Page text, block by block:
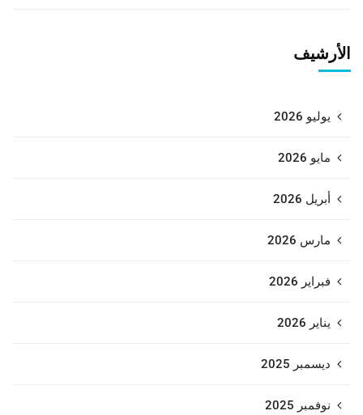
الأرشيف
يوليو 2026
مايو 2026
أبريل 2026
مارس 2026
فبراير 2026
يناير 2026
ديسمبر 2025
نوفمبر 2025